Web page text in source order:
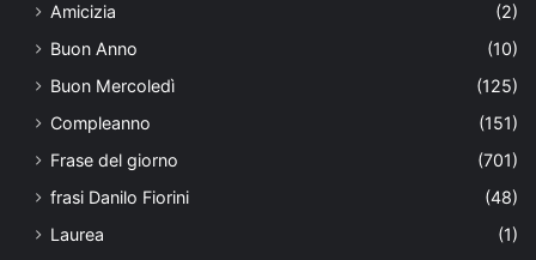
Amicizia
(2)
Buon Anno
(10)
Buon Mercoledì
(125)
Compleanno
(151)
Frase del giorno
(701)
frasi Danilo Fiorini
(48)
Laurea
(1)